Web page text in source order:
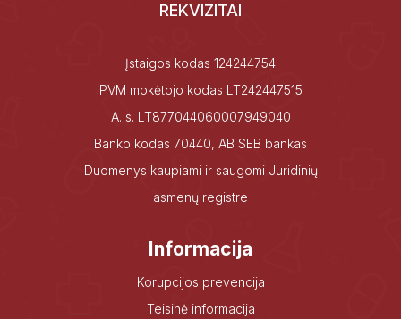
REKVIZITAI
Įstaigos kodas 124244754
PVM mokėtojo kodas LT242447515
A. s. LT877044060007949040
Banko kodas 70440, AB SEB bankas
Duomenys kaupiami ir saugomi Juridinių
asmenų registre
Informacija
Korupcijos prevencija
Teisinė informacija